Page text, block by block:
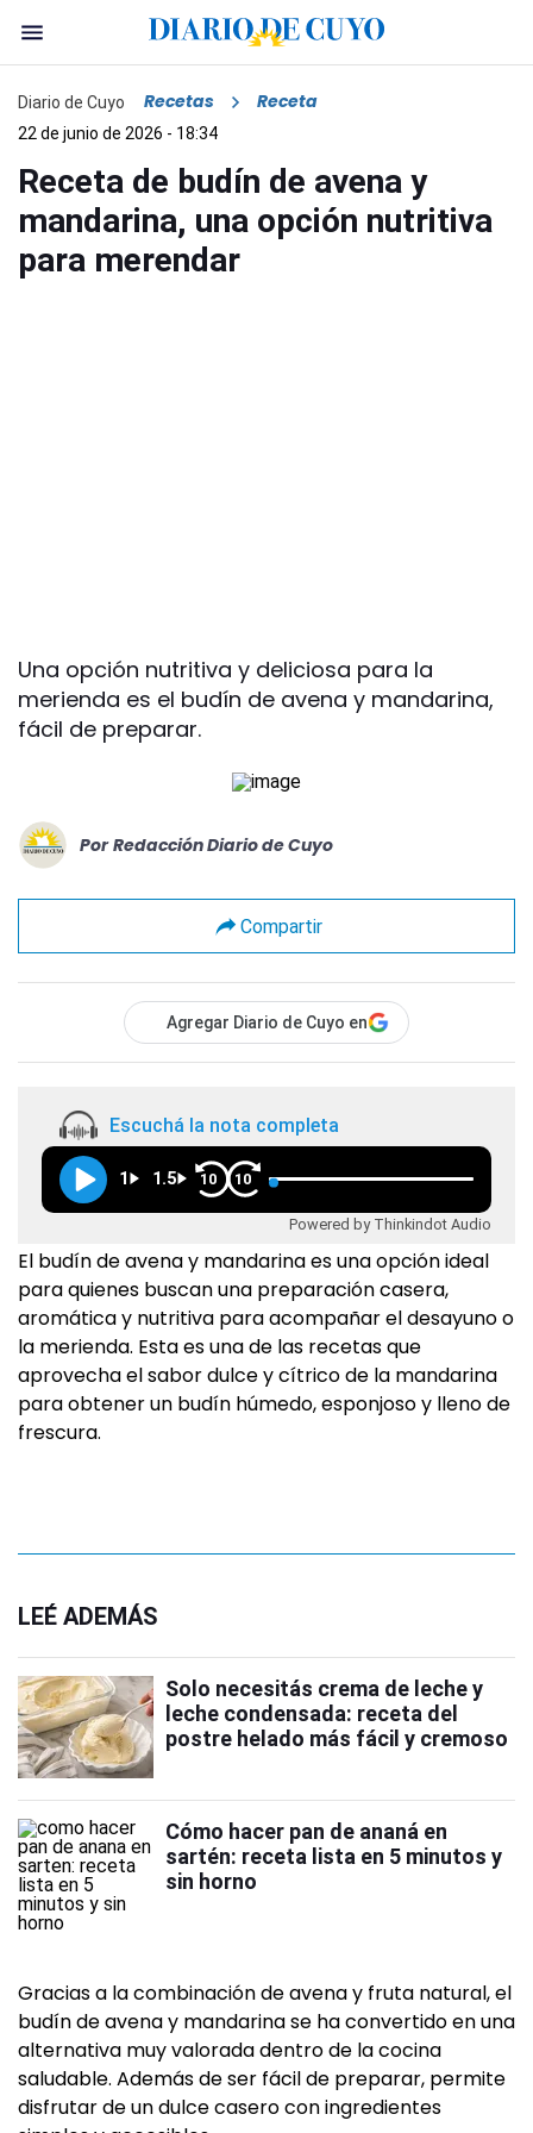
Diario de Cuyo Recetas Receta
22 de junio de 2026 - 18:34
Receta de budín de avena y
mandarina, una opción nutritiva
para merendar
Una opción nutritiva y deliciosa para la
merienda es el budín de avena y mandarina,
fácil de preparar.
Por Redacción Diario de Cuyo
Compartir
Agregar Diario de Cuyo en
Escuchá la nota completa
1 1.5 10 10
Powered by Thinkindot Audio
El budín de avena y mandarina es una opción ideal
para quienes buscan una preparación casera,
aromática y nutritiva para acompañar el desayuno o
la merienda. Esta es una de las recetas que
aprovecha el sabor dulce y cítrico de la mandarina
para obtener un budín húmedo, esponjoso y lleno de
frescura.
LEÉ ADEMÁS
Solo necesitás crema de leche y
leche condensada: receta del
postre helado más fácil y cremoso
Cómo hacer pan de ananá en
sartén: receta lista en 5 minutos y
sin horno
Gracias a la combinación de avena y fruta natural, el
budín de avena y mandarina se ha convertido en una
alternativa muy valorada dentro de la cocina
saludable. Además de ser fácil de preparar, permite
disfrutar de un dulce casero con ingredientes